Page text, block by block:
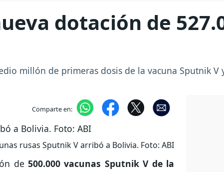
dotación de
millón de primeras dosis de la vacuna Sputnik V
Comparte en:
rusas Sputnik V arribó a Bolivia. Foto: ABI
de500.000 vacunas Sputnik V de la